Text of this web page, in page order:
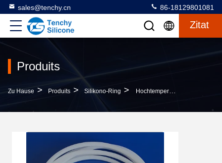
sales@tenchy.cn 86-18129801081
Zitat
Produits
Zu Hause > Produits > Silikono-Ring > Hochtemperaturbeständigkeit Silikonmassivband Druckkocher Versiegelungsring Dichtung